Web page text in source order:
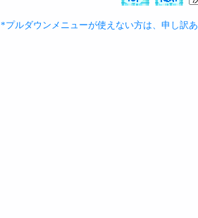
*プルダウンメニューが使えない方は、申し訳